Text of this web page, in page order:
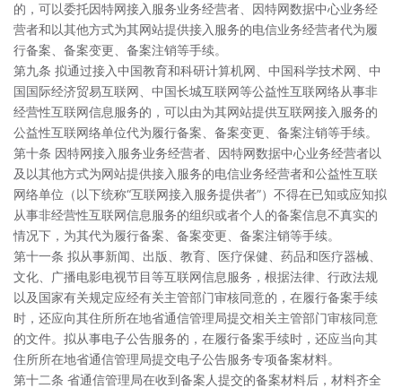
的，可以委托因特网接入服务业务经营者、因特网数据中心业务经
营者和以其他方式为其网站提供接入服务的电信业务经营者代为履
行备案、备案变更、备案注销等手续。
第九条 拟通过接入中国教育和科研计算机网、中国科学技术网、中
国国际经济贸易互联网、中国长城互联网等公益性互联网络从事非
经营性互联网信息服务的，可以由为其网站提供互联网接入服务的
公益性互联网络单位代为履行备案、备案变更、备案注销等手续。
第十条 因特网接入服务业务经营者、因特网数据中心业务经营者以
及以其他方式为网站提供接入服务的电信业务经营者和公益性互联
网络单位（以下统称“互联网接入服务提供者”）不得在已知或应知拟
从事非经营性互联网信息服务的组织或者个人的备案信息不真实的
情况下，为其代为履行备案、备案变更、备案注销等手续。
第十一条 拟从事新闻、出版、教育、医疗保健、药品和医疗器械、
文化、广播电影电视节目等互联网信息服务，根据法律、行政法规
以及国家有关规定应经有关主管部门审核同意的，在履行备案手续
时，还应向其住所所在地省通信管理局提交相关主管部门审核同意
的文件。拟从事电子公告服务的，在履行备案手续时，还应当向其
住所所在地省通信管理局提交电子公告服务专项备案材料。
第十二条 省通信管理局在收到备案人提交的备案材料后，材料齐全